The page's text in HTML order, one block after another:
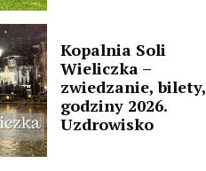
Kopalnia Soli
Wieliczka –
zwiedzanie, bilety,
godziny 2026.
Uzdrowisko